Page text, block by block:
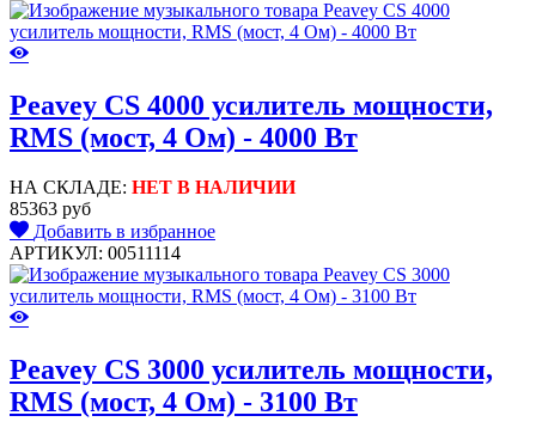
Peavey CS 4000 усилитель мощности,
RMS (мост, 4 Ом) - 4000 Вт
НА СКЛАДЕ: НЕТ В НАЛИЧИИ
85363 руб
Добавить в избранное
АРТИКУЛ: 00511114
Peavey CS 3000 усилитель мощности,
RMS (мост, 4 Ом) - 3100 Вт